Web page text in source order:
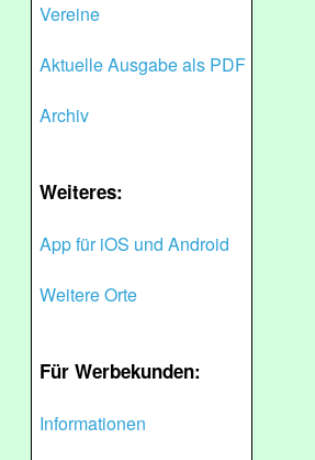
Vereine
Aktuelle Ausgabe als PDF
Archiv
Weiteres:
App für iOS und Android
Weitere Orte
Für Werbekunden:
Informationen